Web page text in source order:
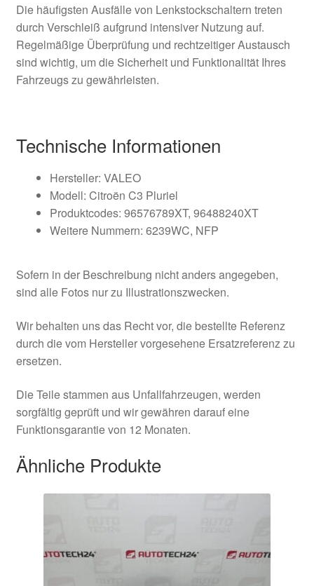
Die häufigsten Ausfälle von Lenkstockschaltern treten
durch Verschleiß aufgrund intensiver Nutzung auf.
Regelmäßige Überprüfung und rechtzeitiger Austausch
sind wichtig, um die Sicherheit und Funktionalität Ihres
Fahrzeugs zu gewährleisten.
Technische Informationen
Hersteller: VALEO
Modell: Citroën C3 Pluriel
Produktcodes: 96576789XT, 96488240XT
Weitere Nummern: 6239WC, NFP
Sofern in der Beschreibung nicht anders angegeben,
sind alle Fotos nur zu Illustrationszwecken.
Wir behalten uns das Recht vor, die bestellte Referenz
durch die vom Hersteller vorgesehene Ersatzreferenz zu
ersetzen.
Die Teile stammen aus Unfallfahrzeugen, werden
sorgfältig geprüft und wir gewähren darauf eine
Funktionsgarantie von 12 Monaten.
Ähnliche Produkte